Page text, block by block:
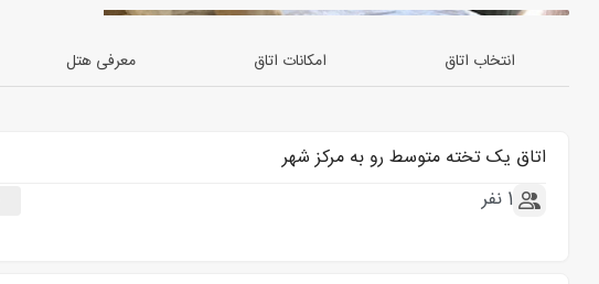
انتخاب اتاق امکانات اتاق معرفی هتل
اتاق یک تخته متوسط رو به مرکز شهر
1 نفر